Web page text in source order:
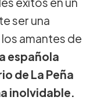
ser una
amantes de
española
de La Peña
inolvidable.